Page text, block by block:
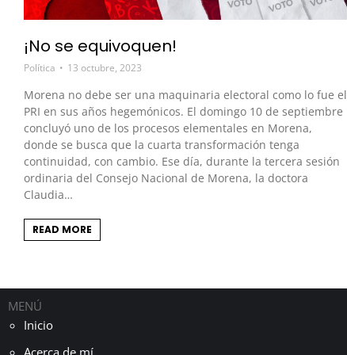
¡No se equivoquen!
Política 13 octubre, 2023
Morena no debe ser una maquinaria electoral como lo fue el
PRI en sus años hegemónicos. El domingo 10 de septiembre
concluyó uno de los procesos elementales en Morena,
donde se busca que la cuarta transformación tenga
continuidad, con cambio. Ese día, durante la tercera sesión
ordinaria del Consejo Nacional de Morena, la doctora
Claudia…
READ MORE
MENÚ
Inicio